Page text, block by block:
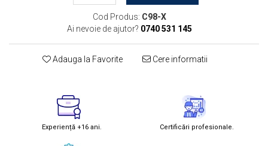
Cod Produs: C98-X
Ai nevoie de ajutor? 0740 531 145
Adauga la Favorite Cere informatii
Experiență +16 ani. Certificări profesionale.